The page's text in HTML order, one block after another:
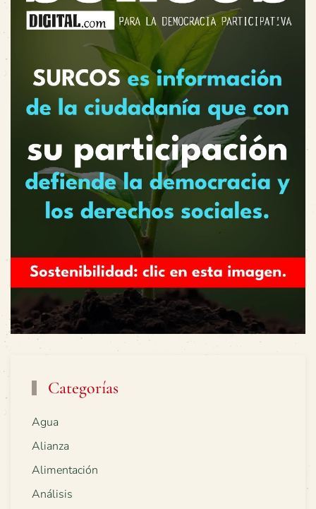
Categorías
Agua
Alianza
Alimentación
Análisis